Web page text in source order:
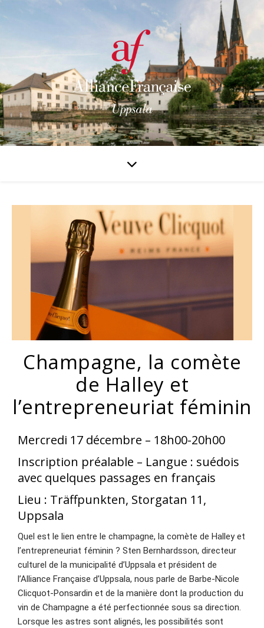
Champagne, la comète
de Halley et
l’entrepreneuriat féminin
Mercredi 17 décembre – 18h00-20h00
Inscription préalable – Langue : suédois
avec quelques passages en français
Lieu : Träffpunkten, Storgatan 11,
Uppsala
Quel est le lien entre le champagne, la comète de Halley et
l’entrepreneuriat féminin ? Sten Bernhardsson, directeur
culturel de la municipalité d’Uppsala et président de
l’Alliance Française d’Uppsala, nous parle de Barbe-Nicole
Clicquot-Ponsardin et de la manière dont la production du
vin de Champagne a été perfectionnée sous sa direction.
Lorsque les astres sont alignés, les possibilités sont